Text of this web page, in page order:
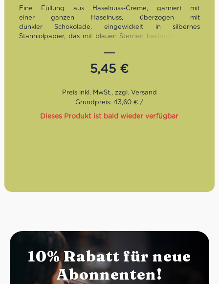
Eine Füllung aus Haselnuss-Creme, garniert mit
einer ganzen Haselnuss, überzogen mit
dunkler Schokolade, eingewickelt in silbernes
Stanniolpapier, das mit blauen Sternen bedruckt ist und
Praline versteckt, ein Zettelchen mit süßen Worten: Das
ist eine Liebeserklärung all’italiana, die man sich auf der
Zunge zergehen lassen muss. Diese Baci Original Pralinen
5,45 €
Grundpreis: 43,60 € /
Dieses Produkt ist bald wieder verfügbar
10% Rabatt für neue
Abonnenten!